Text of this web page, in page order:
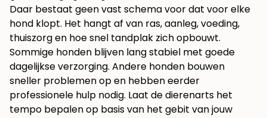
Daar bestaat geen vast schema voor dat voor elke
hond klopt. Het hangt af van ras, aanleg, voeding,
thuiszorg en hoe snel tandplak zich opbouwt.
Sommige honden blijven lang stabiel met goede
dagelijkse verzorging. Andere honden bouwen
sneller problemen op en hebben eerder
professionele hulp nodig. Laat de dierenarts het
tempo bepalen op basis van het gebit van jouw